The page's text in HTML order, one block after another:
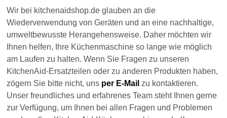
Ersatzteil nicht gefunden? Wir helfen Ihnen
gern!
Sie benötigen ein spezielles Teil für Ihre KitchenAid
KSM7590 oder KSM7591 und finden es nicht auf Anhieb?
Kein Problem – unser kompetenter Kundenservice
unterstützt Sie persönlich und zielgerichtet. Gerne
beschaffen wir für Sie auch Sonderteile direkt aus den